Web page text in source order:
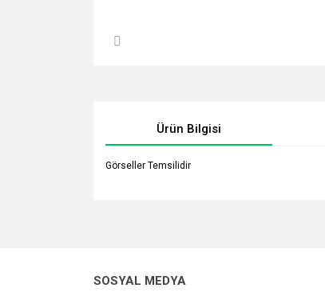
Ürün Bilgisi
Görseller Temsilidir
Ürün açıklamasında eksik bilgiler bulunuyor.
SOSYAL MEDYA